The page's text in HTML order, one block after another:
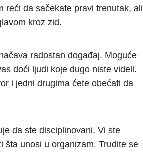
reći da sačekate pravi trenutak, ali
kroz zid.
radostan događaj. Moguće
doći ljudi koje dugo niste videli.
i jedni drugima ćete obećati da
da ste disciplinovani. Vi ste
šta unosi u organizam. Trudite se